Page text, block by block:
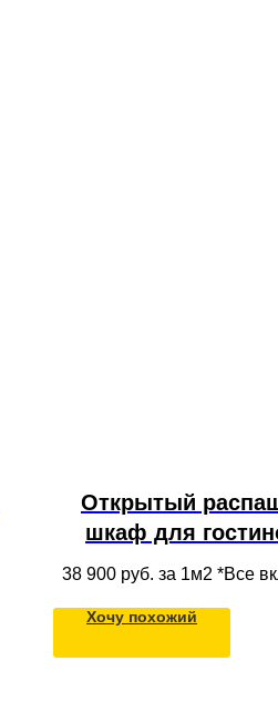
Открытый
шкаф для
антресолью,
потолок
38 900 руб. за 1м2 *Все
Хочу похожий